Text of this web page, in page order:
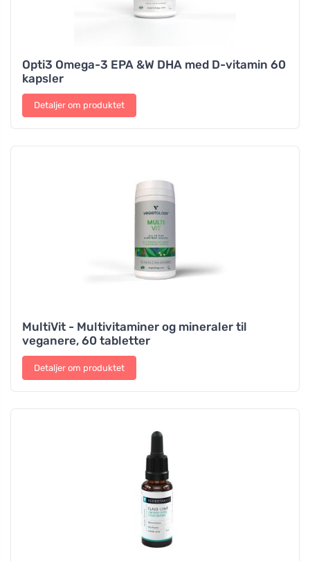
Opti3 Omega-3 EPA &W DHA med D-vitamin 60
kapsler
Detaljer om produktet
MultiVit - Multivitaminer og mineraler til
veganere, 60 tabletter
Detaljer om produktet